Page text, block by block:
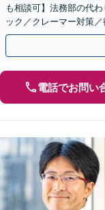
も相談可】法務部の代
ック／クレーマー対策
業種問わず幅広く対応
電話でお問い